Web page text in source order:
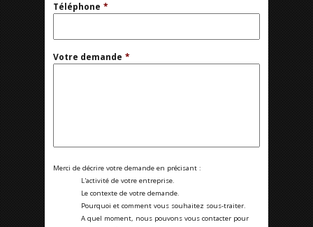
Téléphone *
Votre demande *
Merci de décrire votre demande en précisant :
L'activité de votre entreprise.
Le contexte de votre demande.
Pourquoi et comment vous souhaitez sous-traiter.
A quel moment, nous pouvons vous contacter pour